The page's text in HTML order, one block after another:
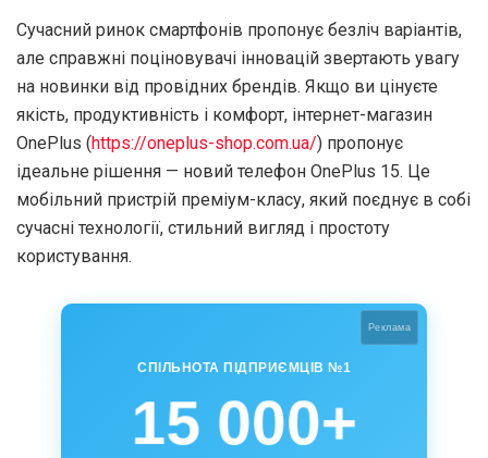
Сучасний ринок смартфонів пропонує безліч варіантів,
але справжні поціновувачі інновацій звертають увагу
на новинки від провідних брендів. Якщо ви цінуєте
якість, продуктивність і комфорт, інтернет-магазин
OnePlus (https://oneplus-shop.com.ua/) пропонує
ідеальне рішення — новий телефон OnePlus 15. Це
мобільний пристрій преміум-класу, який поєднує в собі
сучасні технології, стильний вигляд і простоту
користування.
Реклама
СПІЛЬНОТА ПІДПРИЄМЦІВ №1
15 000+